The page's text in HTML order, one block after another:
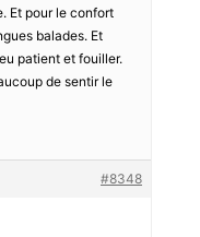
Et pour le confort
balades. Et
patient et fouiller.
de sentir le
#8348